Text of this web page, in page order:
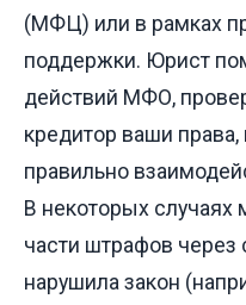
(МФЦ) или в рамках
поддержки. Юрист
действий МФО,
кредитор ваши права,
правильно
В некоторых случаях
части штрафов
нарушила закон